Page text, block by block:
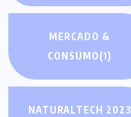
MERCADO &
CONSUMO(1)
NATURALTECH 2023